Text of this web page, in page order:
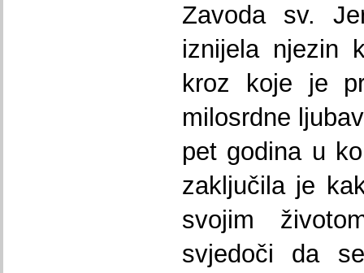
Zavoda sv.
iznijela njezin
kroz koje je
milosrdne
pet godina u
zaključila je
svojim
svjedoči da